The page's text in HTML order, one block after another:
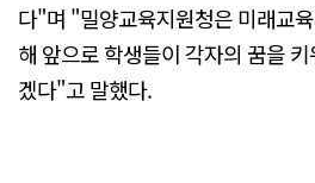
다"며 "밀양교육지원청은 미래교
해 앞으로 학생들이 각자의 꿈을
겠다"고 말했다.